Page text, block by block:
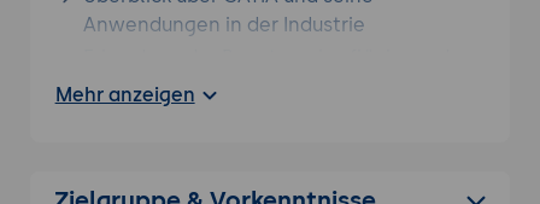
Anwendungen in der Industrie
Grundfunktionen
Skizzierung und Teilemodellierung
Mehr anzeigen